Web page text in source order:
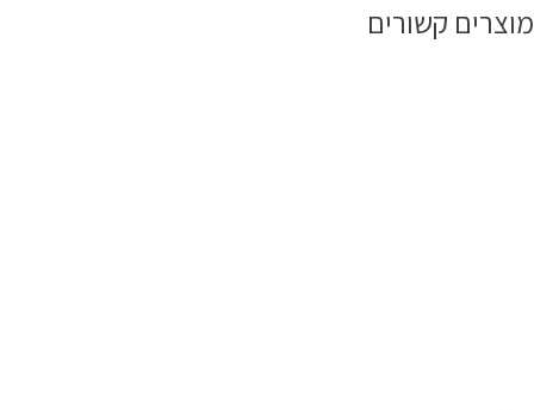
מוצרים קשורים